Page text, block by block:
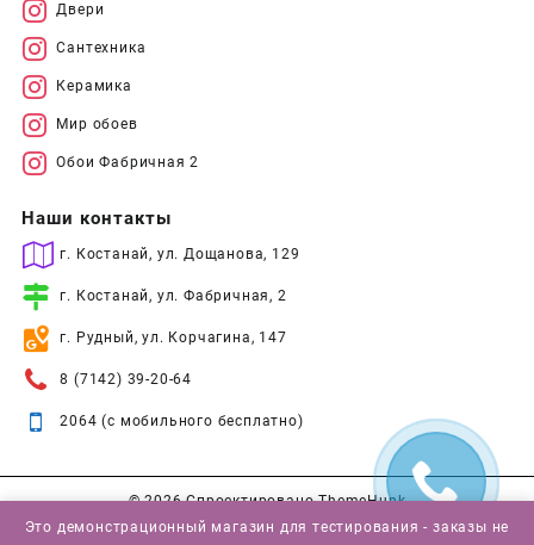
Двери
Сантехника
Керамика
Мир обоев
Обои Фабричная 2
Наши контакты
г. Костанай, ул. Дощанова, 129
г. Костанай, ул. Фабричная, 2
г. Рудный, ул. Корчагина, 147
8 (7142) 39-20-64
2064 (с мобильного бесплатно)
© 2026Спроектировано ThemeHunk
Это демонстрационный магазин для тестирования - заказы не